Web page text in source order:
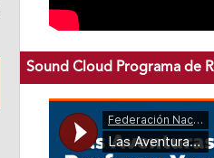
Sound Cloud Programa de